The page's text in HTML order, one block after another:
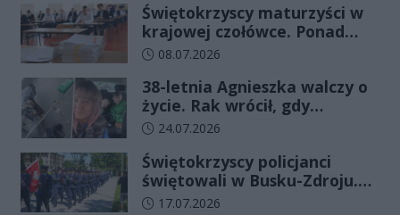
Świętokrzyscy maturzyści w
krajowej czołówce. Ponad
83% zdało egzamin już w
Data dodania artykułu:
08.07.2026
38-letnia Agnieszka walczy o
życie. Rak wrócił, gdy
wydawało się, że najgorsze
Data dodania artykułu:
24.07.2026
Świętokrzyscy policjanci
świętowali w Busku-Zdroju.
Czterdziestu nowych
Data dodania artykułu:
17.07.2026